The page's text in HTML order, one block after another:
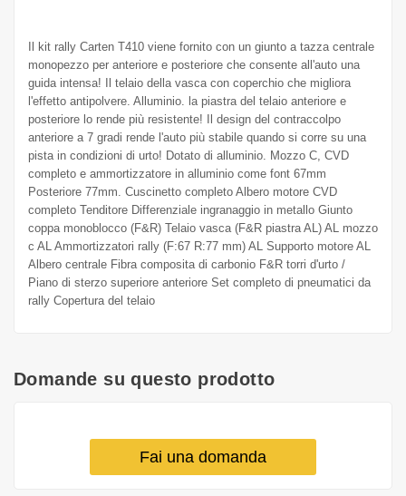
Il kit rally Carten T410 viene fornito con un giunto a tazza centrale
monopezzo per anteriore e posteriore che consente all'auto una
guida intensa! Il telaio della vasca con coperchio che migliora
l'effetto antipolvere. Alluminio. la piastra del telaio anteriore e
posteriore lo rende più resistente! Il design del contraccolpo
anteriore a 7 gradi rende l'auto più stabile quando si corre su una
pista in condizioni di urto! Dotato di alluminio. Mozzo C, CVD
completo e ammortizzatore in alluminio come font 67mm
Posteriore 77mm. Cuscinetto completo Albero motore CVD
completo Tenditore Differenziale ingranaggio in metallo Giunto
coppa monoblocco (F&R) Telaio vasca (F&R piastra AL) AL mozzo
c AL Ammortizzatori rally (F:67 R:77 mm) AL Supporto motore AL
Albero centrale Fibra composita di carbonio F&R torri d'urto /
Piano di sterzo superiore anteriore Set completo di pneumatici da
rally Copertura del telaio
Domande su questo prodotto
Fai una domanda